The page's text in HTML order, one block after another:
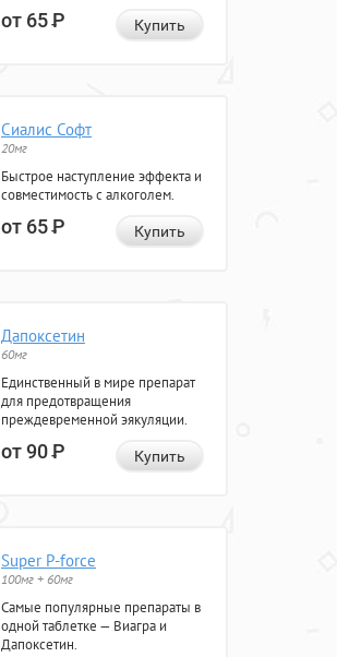
от 65Р Купить
Сиалис Софт
20мг
Быстрое наступление эффекта и
совместимость с алкоголем.
от 65Р Купить
Дапоксетин
60мг
Единственный в мире препарат
для предотвращения
преждевременной эякуляции.
от 90Р Купить
Super P-force
100мг + 60мг
Самые популярные препараты в
одной таблетке — Виагра и
Дапоксетин.